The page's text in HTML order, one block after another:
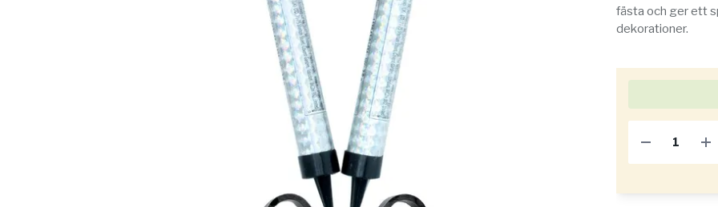
fästa och ger ett
dekorationer.